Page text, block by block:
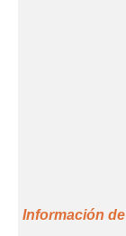
Información